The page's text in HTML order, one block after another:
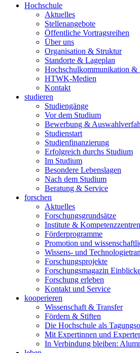
Hochschule
Aktuelles
Stellenangebote
Öffentliche Vortragsreihen
Über uns
Organisation & Struktur
Standorte & Lageplan
Hochschulkommunikation &
HTWK-Medien
Kontakt
studieren
Studiengänge
Vor dem Studium
Bewerbung &
Studienstart
Studienfinanzierung
Erfolgreich durchs Studium
Im Studium
Besondere Lebenslagen
Nach dem Studium
Beratung & Service
forschen
Aktuelles
Forschungsgrundsätze
Institute & Kompetenzzentren
Förderprogramme
Promotion und
Wissens- und
Forschungsprojekte
Forschungsmagazin
Forschung erleben
Kontakt und Service
kooperieren
Wissenschaft & Transfer
Fördern & Stiften
Die Hochschule als
Mit Expertinnen und
In Verbindung bleiben: